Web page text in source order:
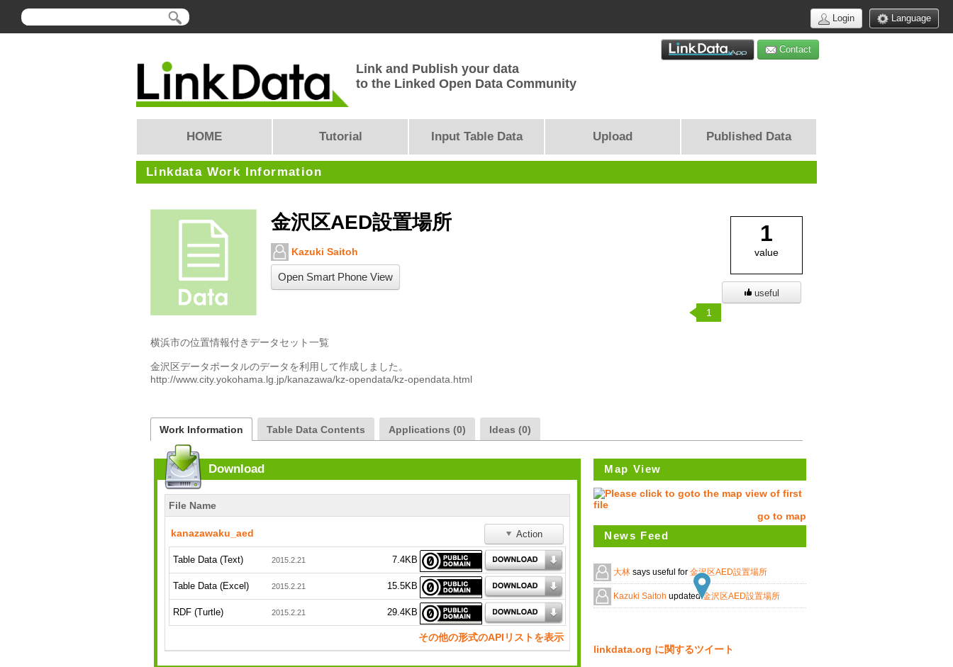
Language
Login
Contact
Link and Publish your data
to the Linked Open Data Community
HOME Tutorial Input Table Data Upload Published Data
Linkdata Work Information
金沢区AED設置場所
Kazuki Saitoh
Open Smart Phone View
横浜市の位置情報付きデータセット一覧
金沢区データポータルのデータを利用して作成しました。
http://www.city.yokohama.lg.jp/kanazawa/kz-opendata/kz-opendata.html
1
value
useful
1
Work Information Table Data Contents Applications (0) Ideas (0)
Download
File Name
kanazawaku_aed Action
Table Data (Text) 2015.2.21 7.4KB
Table Data (Excel) 2015.2.21 15.5KB
RDF (Turtle) 2015.2.21 29.4KB
その他の形式のAPIリストを表示
Map View
go to map
News Feed
大林 says useful for 金沢区AED設置場所
Kazuki Saitoh updated金沢区AED設置場所
linkdata.org に関するツイート